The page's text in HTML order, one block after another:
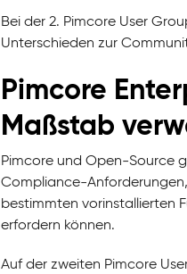
Bei der 2. Pimcore User
Unterschieden zur
Pimcore
Maßstab
Pimcore und Open-Source
Compliance-
bestimmten vorinstallierten
erfordern können.
Auf der zweiten Pimcore